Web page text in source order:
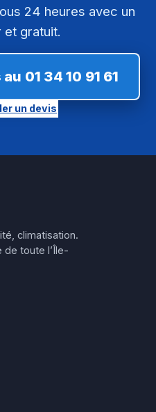
24 heures avec un
et gratuit.
01 34 10 91 61
un devis
climatisation.
de toute l’Île-